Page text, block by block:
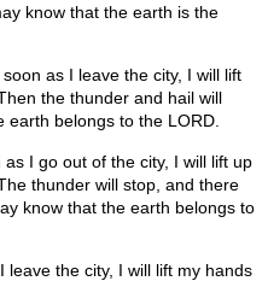
know that the earth is the
as I leave the city, I will lift
the thunder and hail will
belongs to the LORD.
I go out of the city, I will lift up
thunder will stop, and there
know that the earth belongs to
leave the city, I will lift my hands